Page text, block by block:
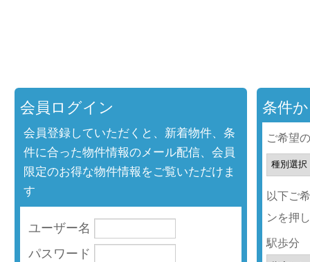
会員ログイン
会員登録していただくと、新着物件、条
件に合った物件情報のメール配信、会員
限定のお得な物件情報をご覧いただけま
す
ユーザー名
パスワード
条件
ご希望
以下ご
ンを押
駅歩分